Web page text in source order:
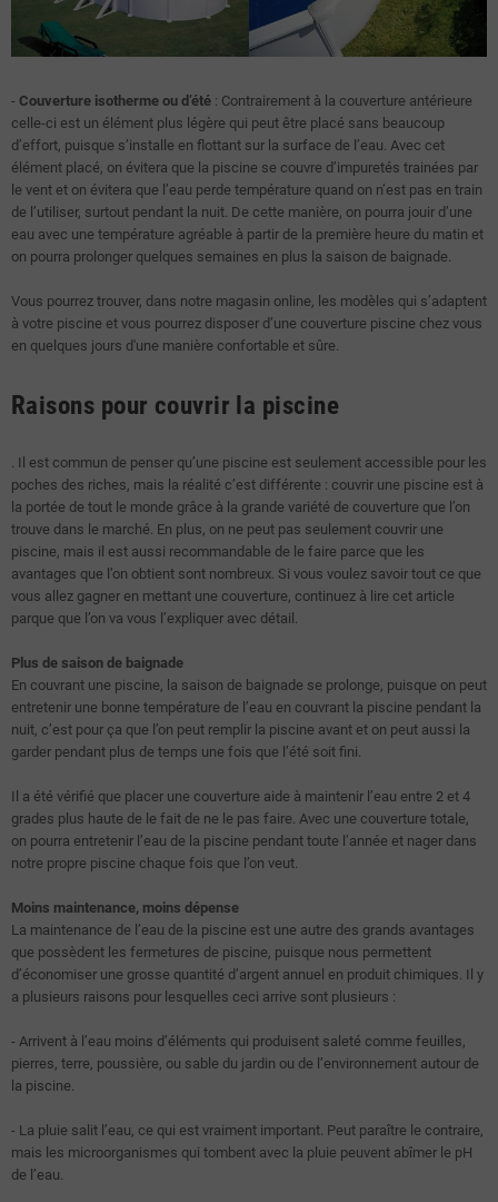
- Couverture isotherme ou d’été : Contrairement à la couverture antérieure
celle-ci est un élément plus légère qui peut être placé sans beaucoup
d’effort, puisque s’installe en flottant sur la surface de l’eau. Avec cet
élément placé, on évitera que la piscine se couvre d’impuretés trainées par
le vent et on évitera que l’eau perde température quand on n’est pas en train
de l’utiliser, surtout pendant la nuit. De cette manière, on pourra jouir d’une
eau avec une température agréable à partir de la première heure du matin et
on pourra prolonger quelques semaines en plus la saison de baignade.
Vous pourrez trouver, dans notre magasin online, les modèles qui s’adaptent
à votre piscine et vous pourrez disposer d’une couverture piscine chez vous
en quelques jours d'une manière confortable et sûre.
Raisons pour couvrir la piscine
. Il est commun de penser qu’une piscine est seulement accessible pour les
poches des riches, mais la réalité c’est différente : couvrir une piscine est à
la portée de tout le monde grâce à la grande variété de couverture que l’on
trouve dans le marché. En plus, on ne peut pas seulement couvrir une
piscine, mais il est aussi recommandable de le faire parce que les
avantages que l’on obtient sont nombreux. Si vous voulez savoir tout ce que
vous allez gagner en mettant une couverture, continuez à lire cet article
parque que l’on va vous l’expliquer avec détail.
Plus de saison de baignade
En couvrant une piscine, la saison de baignade se prolonge, puisque on peut
entretenir une bonne température de l’eau en couvrant la piscine pendant la
nuit, c’est pour ça que l’on peut remplir la piscine avant et on peut aussi la
garder pendant plus de temps une fois que l’été soit fini.
Il a été vérifié que placer une couverture aide à maintenir l’eau entre 2 et 4
grades plus haute de le fait de ne le pas faire. Avec une couverture totale,
on pourra entretenir l’eau de la piscine pendant toute l’année et nager dans
notre propre piscine chaque fois que l’on veut.
Moins maintenance, moins dépense
La maintenance de l’eau de la piscine est une autre des grands avantages
que possèdent les fermetures de piscine, puisque nous permettent
d’économiser une grosse quantité d’argent annuel en produit chimiques. Il y
a plusieurs raisons pour lesquelles ceci arrive sont plusieurs :
- Arrivent à l’eau moins d’éléments qui produisent saleté comme feuilles,
pierres, terre, poussière, ou sable du jardin ou de l’environnement autour de
la piscine.
- La pluie salit l’eau, ce qui est vraiment important. Peut paraître le contraire,
mais les microorganismes qui tombent avec la pluie peuvent abîmer le pH
de l’eau.